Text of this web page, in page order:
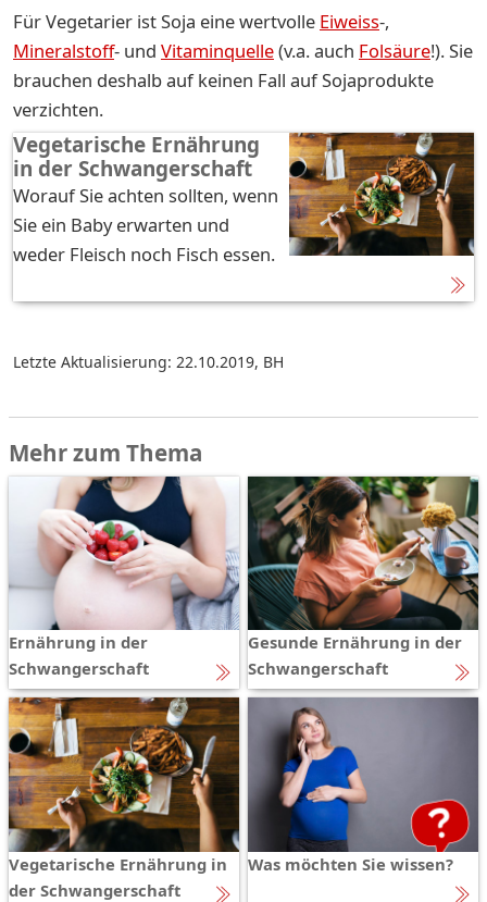
Für Vegetarier ist Soja eine wertvolle Eiweiss-,
Mineralstoff- und Vitaminquelle(v.a. auch Folsäure!). Sie
brauchen deshalb auf keinen Fall auf Sojaprodukte
verzichten.
Vegetarische Ernährung
in der Schwangerschaft
Worauf Sie achten sollten, wenn
Sie ein Baby erwarten und
weder Fleisch noch Fisch essen.
Letzte Aktualisierung: 22.10.2019, BH
Mehr zum Thema
Ernährung in der
Schwangerschaft
Gesunde Ernährung in der
Schwangerschaft
Vegetarische Ernährung in
der Schwangerschaft
Was möchten Sie wissen?